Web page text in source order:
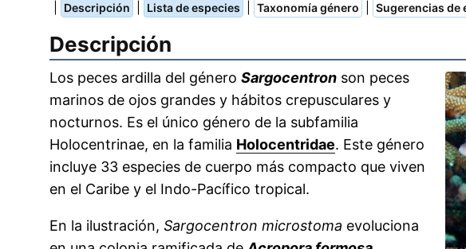
Descripción Lista de especies Taxonomía género Sugerencias de
Descripción
Los peces ardilla del género Sargocentron son peces
marinos de ojos grandes y hábitos crepusculares y
nocturnos. Es el único género de la subfamilia
Holocentrinae, en la familia Holocentridae. Este género
incluye 33 especies de cuerpo más compacto que viven
en el Caribe y el Indo-Pacífico tropical.
En la ilustración, Sargocentron microstoma evoluciona